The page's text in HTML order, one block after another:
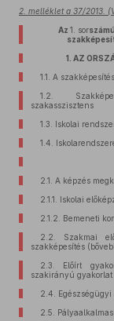
2. melléklet a 37/2013.
Az1. sor
1. AZ
1.1. A
1.2.
szakasszisztens
1.3. Iskolai
1.4.
2.1. A képzés
2.1.1. Iskolai
2.1.2. Bemeneti
2.2. Szakmai
szakképesítés
2.3. Előírt
szakirányú gyakorlat
2.4.
2.5.